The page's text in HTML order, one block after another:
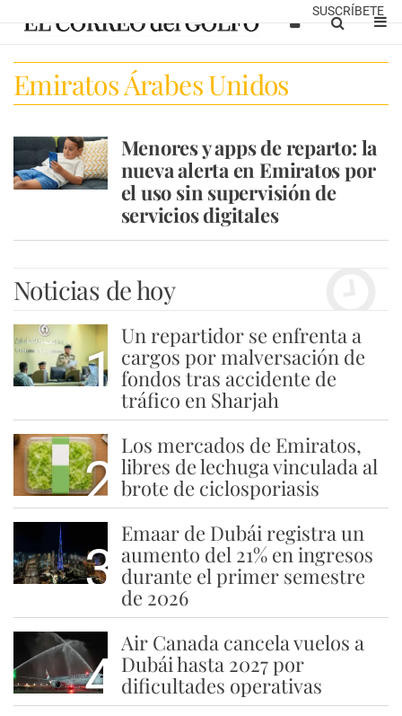
SUSCRÍBETE
Emiratos Árabes Unidos
recomen
Menores y apps de reparto: la
nueva alerta en Emiratos por
el uso sin supervisión de
servicios digitales
Noticias de hoy
1
Un repartidor se enfrenta a
cargos por malversación de
fondos tras accidente de
tráfico en Sharjah
2
Los mercados de Emiratos,
libres de lechuga vinculada al
brote de ciclosporiasis
3
Emaar de Dubái registra un
aumento del 21% en ingresos
durante el primer semestre
de 2026
4
Air Canada cancela vuelos a
Dubái hasta 2027 por
dificultades operativas